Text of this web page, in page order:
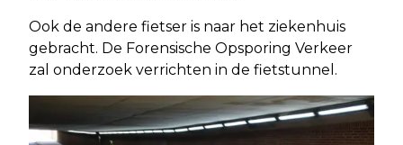
Ook de andere fietser is naar het ziekenhuis
gebracht. De Forensische Opsporing Verkeer
zal onderzoek verrichten in de fietstunnel.